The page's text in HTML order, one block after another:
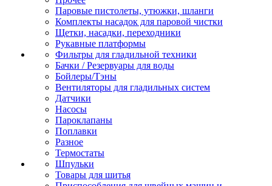
Паровые пистолеты, утюжки, шланги
Комплекты насадок для паровой чистки
Щетки, насадки, переходники
Рукавные платформы
Фильтры для гладильной техники
Бачки / Резервуары для воды
Бойлеры/Тэны
Вентиляторы для гладильных систем
Датчики
Насосы
Пароклапаны
Поплавки
Разное
Термостаты
Шпульки
Товары для шитья